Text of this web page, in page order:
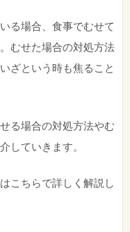
る場合、食事でむせて
むせた場合の対処方法
ざという時も焦ること
る場合の対処方法やむ
していきます。
こちらで詳しく解説し